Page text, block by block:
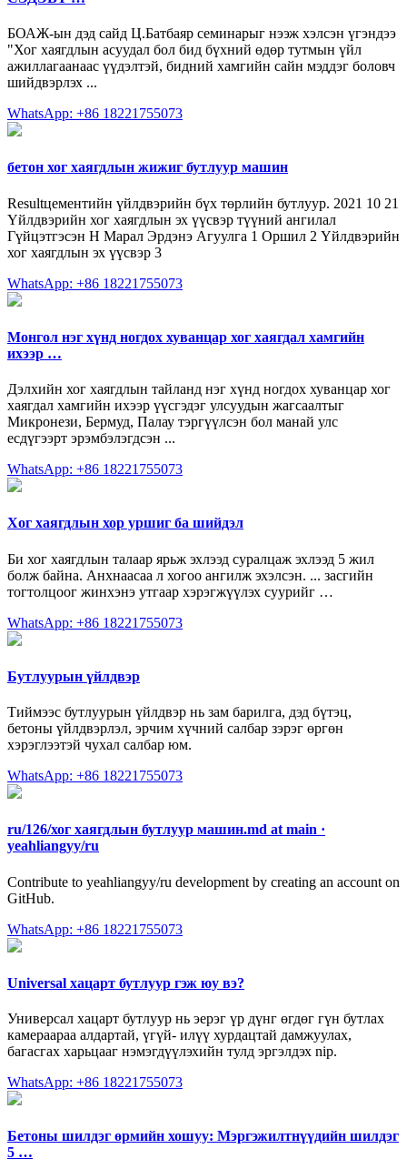
БОАЖ-ын дэд сайд Ц.Батбаяр семинарыг нээж хэлсэн үгэндээ
"Хог хаягдлын асуудал бол бид бүхний өдөр тутмын үйл
ажиллагаанаас үүдэлтэй, бидний хамгийн сайн мэддэг боловч
шийдвэрлэх ...
WhatsApp: +86 18221755073
бетон хог хаягдлын жижиг бутлуур машин
Resultцементийн үйлдвэрийн бүх төрлийн бутлуур. 2021 10 21
Үйлдвэрийн хог хаягдлын эх үүсвэр түүний ангилал
Гүйцэтгэсэн Н Марал Эрдэнэ Агуулга 1 Оршил 2 Үйлдвэрийн
хог хаягдлын эх үүсвэр 3
WhatsApp: +86 18221755073
Монгол нэг хүнд ногдох хуванцар хог хаягдал хамгийн
ихээр …
Дэлхийн хог хаягдлын тайланд нэг хүнд ногдох хуванцар хог
хаягдал хамгийн ихээр үүсгэдэг улсуудын жагсаалтыг
Микронези, Бермуд, Палау тэргүүлсэн бол манай улс
есдүгээрт эрэмбэлэгдсэн ...
WhatsApp: +86 18221755073
Хог хаягдлын хор уршиг ба шийдэл
Би хог хаягдлын талаар ярьж эхлээд суралцаж эхлээд 5 жил
болж байна. Анхнаасаа л хогоо ангилж эхэлсэн. ... засгийн
тогтолцоог жинхэнэ утгаар хэрэгжүүлэх суурийг …
WhatsApp: +86 18221755073
Бутлуурын үйлдвэр
Тиймээс бутлуурын үйлдвэр нь зам барилга, дэд бүтэц,
бетоны үйлдвэрлэл, эрчим хүчний салбар зэрэг өргөн
хэрэглээтэй чухал салбар юм.
WhatsApp: +86 18221755073
ru/126/хог хаягдлын бутлуур машин.md at main ·
yeahliangyy/ru
Contribute to yeahliangyy/ru development by creating an account on
GitHub.
WhatsApp: +86 18221755073
Universal хацарт бутлуур гэж юу вэ?
Универсал хацарт бутлуур нь эерэг үр дүнг өгдөг гүн бутлах
камераараа алдартай, үгүй- илүү хурдацтай дамжуулах,
багасгах харьцааг нэмэгдүүлэхийн тулд эргэлдэх nip.
WhatsApp: +86 18221755073
Бетоны шилдэг өрмийн хошуу: Мэргэжилтнүүдийн шилдэг
5 …